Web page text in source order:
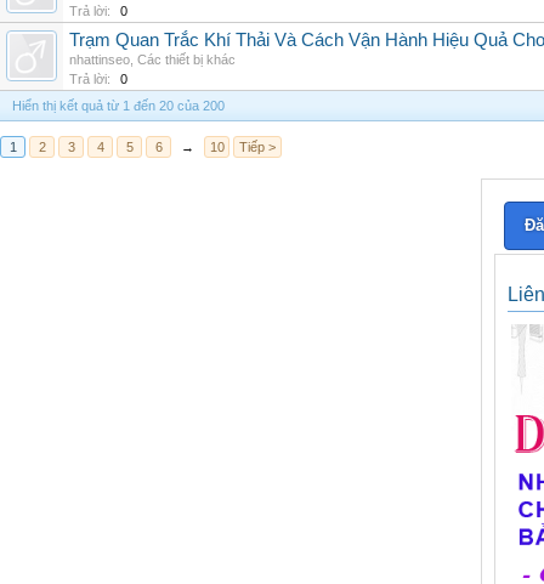
Trả lời:
0
Trạm Quan Trắc Khí Thải Và Cách Vận Hành Hiệu Quả
nhattinseo Các thiết bị khác
Trả lời:
0
Hiển thị kết quả từ 1 đến 20 của 200
1 2 3 4 5 6 → 10 Tiếp >